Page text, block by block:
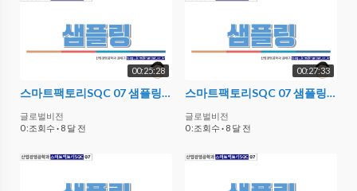
00:25:28
스마트팩토리SQC 07 샘플링 04 실습
글로벌비전
0 :조회수 · 8 달 전
00:27:33
스마트팩토리SQC 07 샘플링 05 실습
글로벌비전
0 :조회수 · 8 달 전